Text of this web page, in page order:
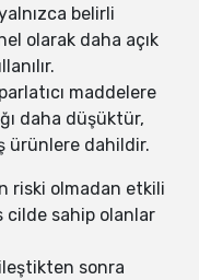
belirli
olarak daha açık
maddelere
daha düşüktür,
ürünlere dahildir.
riski olmadan etkili
cilde sahip olanlar
sonra